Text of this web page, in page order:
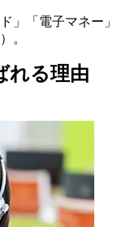
」「電子マネー」
。
れる理由